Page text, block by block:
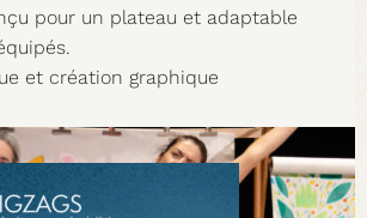
pour un plateau et adaptable
et création graphique